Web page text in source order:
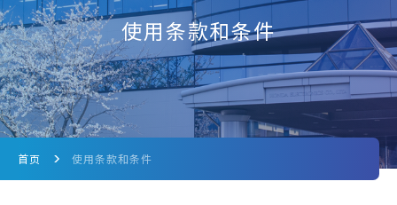
超声波的可能性
产品资料
研究和开发
使用条款和条件
首页 使用条款和条件